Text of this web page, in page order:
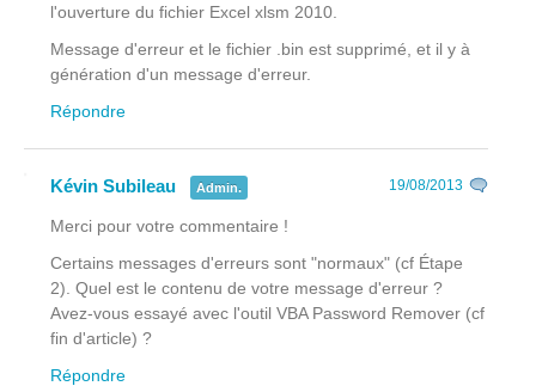
l'ouverture du fichier Excel xlsm 2010.
Message d'erreur et le fichier .bin est supprimé, et il y à
génération d'un message d'erreur.
Répondre
Kévin Subileau Admin. 19/08/2013
Merci pour votre commentaire !
Certains messages d'erreurs sont "normaux" (cf Étape
2). Quel est le contenu de votre message d'erreur ?
Avez-vous essayé avec l'outil VBA Password Remover (cf
fin d'article) ?
Répondre